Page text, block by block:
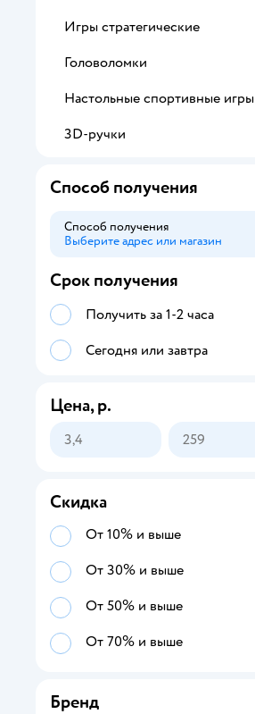
Игры стратегические
Головоломки
Настольные спортивные игры
3D-ручки
Способ получения
Способ получения
Выберите адрес или магазин
Способ получения
Срок получения
Получить за 1-2 часа
Сегодня или завтра
Цена, р.
Скидка
От 10% и выше
От 30% и выше
От 50% и выше
От 70% и выше
Бренд